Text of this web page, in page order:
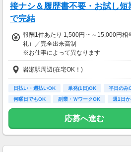
接ナシ＆履歴書不要・お試し
で完結
報酬1件あたり 1,500円 ~ ～15,000円相
礼）／完全出来高制
※お仕事によって異なります
※アンケート回答後、内容確認・承認を
礼をお支払いします
【お仕事の一例】
◆ 美容サプリのお試しモニター
キレイになりながらポイントがもらえる
のモニターです！
岩瀬駅周辺(在宅OK！)
日払い・週払いOK 単発(1日)OK 平日のみ
何曜日でもOK
副業・ＷワークOK 週1日
大学生歓迎
応募へ進む